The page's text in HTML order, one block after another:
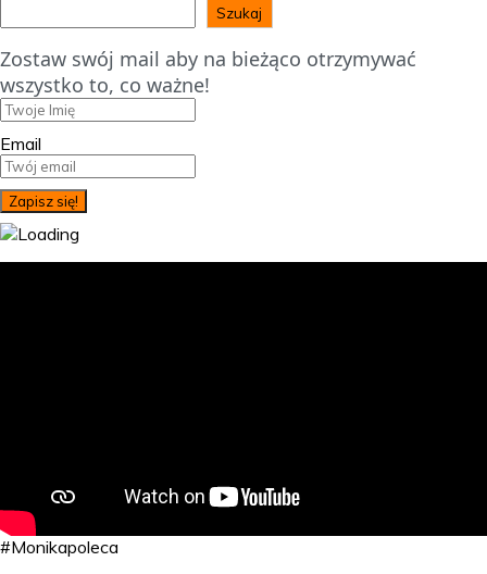
Szukaj
Zostaw swój mail aby na bieżąco otrzymywać
wszystko to, co ważne!
Email
#Monikapoleca